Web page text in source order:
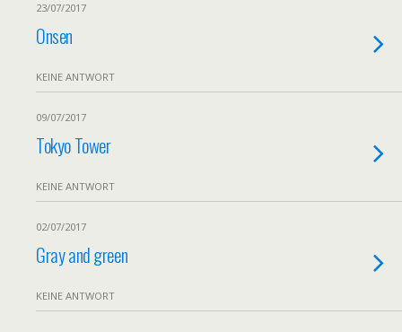
23/07/2017
Onsen
KEINE ANTWORT
09/07/2017
Tokyo Tower
KEINE ANTWORT
02/07/2017
Gray and green
KEINE ANTWORT